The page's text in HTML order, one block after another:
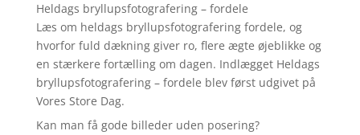
Heldags bryllupsfotografering – fordele
Læs om heldags bryllupsfotografering fordele, og
hvorfor fuld dækning giver ro, flere ægte øjeblikke og
en stærkere fortælling om dagen. Indlægget Heldags
bryllupsfotografering – fordele blev først udgivet på
Vores Store Dag.
Kan man få gode billeder uden posering?